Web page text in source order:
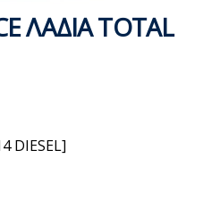
ΛΑΔΙΑ TOTAL
DIESEL]